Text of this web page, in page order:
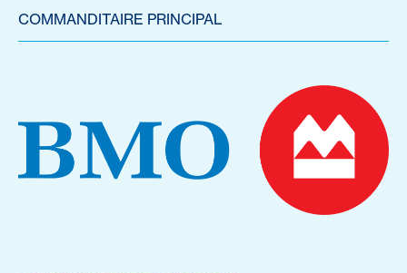
COMMANDITAIRE PRINCIPAL